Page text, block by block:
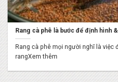
Rang cà phê là bước để định hình
Rang cà phê mọi người nghĩ là việc
rangXem thêm